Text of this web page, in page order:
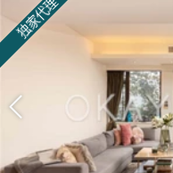
独家代理